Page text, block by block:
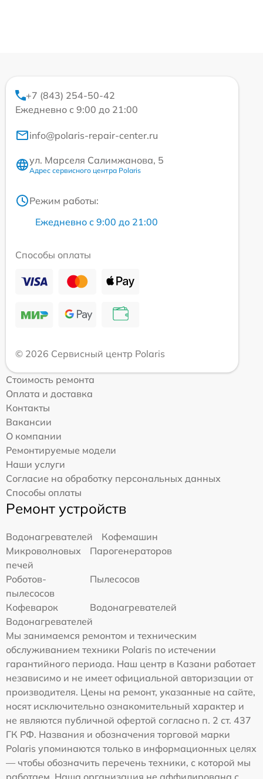
+7 (843) 254-50-42
Ежедневно с 9:00 до 21:00
info@polaris-repair-center.ru
ул. Марселя Салимжанова, 5
Адрес сервисного центра Polaris
Режим работы:
Ежедневно с 9:00 до 21:00
Способы оплаты
© 2026 Сервисный центр Polaris
Стоимость ремонта
Оплата и доставка
Контакты
Вакансии
О компании
Ремонтируемые модели
Наши услуги
Согласие на обработку персональных данных
Способы оплаты
Ремонт устройств
Водонагревателей
Кофемашин
Микроволновых
печей
Парогенераторов
Роботов-
пылесосов
Пылесосов
Кофеварок
Водонагревателей
Водонагревателей
Мы занимаемся ремонтом и техническим
обслуживанием техники Polaris по истечении
гарантийного периода. Наш центр в Казани работает
независимо и не имеет официальной авторизации от
производителя. Цены на ремонт, указанные на сайте,
носят исключительно ознакомительный характер и
не являются публичной офертой согласно п. 2 ст. 437
ГК РФ. Названия и обозначения торговой марки
Polaris упоминаются только в информационных целях
— чтобы обозначить перечень техники, с которой мы
работаем. Наша организация не аффилирована с